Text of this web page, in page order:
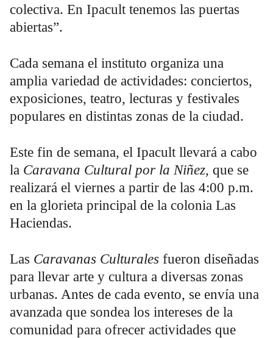
colectiva. En Ipacult tenemos las puertas
abiertas”.
Cada semana el instituto organiza una
amplia variedad de actividades: conciertos,
exposiciones, teatro, lecturas y festivales
populares en distintas zonas de la ciudad.
Este fin de semana, el Ipacult llevará a cabo
la Caravana Cultural por la Niñez, que se
realizará el viernes a partir de las 4:00 p.m.
en la glorieta principal de la colonia Las
Haciendas.
Las Caravanas Culturales fueron diseñadas
para llevar arte y cultura a diversas zonas
urbanas. Antes de cada evento, se envía una
avanzada que sondea los intereses de la
comunidad para ofrecer actividades que